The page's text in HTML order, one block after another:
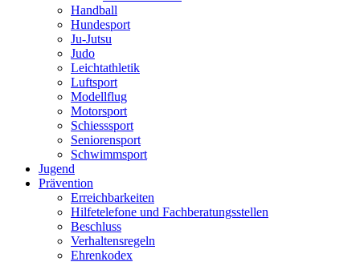
Handball
Hundesport
Ju-Jutsu
Judo
Leichtathletik
Luftsport
Modellflug
Motorsport
Schiesssport
Seniorensport
Schwimmsport
Jugend
Prävention
Erreichbarkeiten
Hilfetelefone und Fachberatungsstellen
Beschluss
Verhaltensregeln
Ehrenkodex